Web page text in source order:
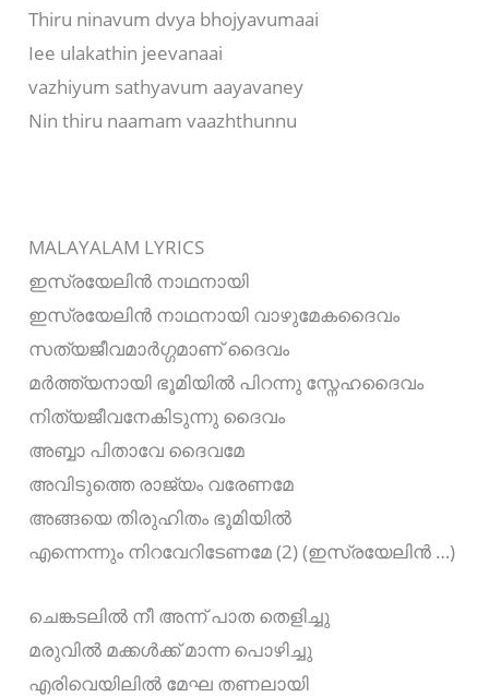
Thiru ninavum dvya bhojyavumaai
Iee ulakathin jeevanaai
vazhiyum sathyavum aayavaney
Nin thiru naamam vaazhthunnu
MALAYALAM LYRICS
ഇസ്രയേലിന്‍ നാഥനായി
ഇസ്രയേലിന്‍ നാഥനായി വാഴുമേകദൈവം
സത്യജീവമാര്‍ഗ്ഗമാണ് ദൈവം
മര്‍ത്ത്യനായി ഭൂമിയില്‍ പിറന്നു സ്നേഹദൈവം
നിത്യജീവനേകിടുന്നു ദൈവം
അബ്ബാ പിതാവേ ദൈവമേ
അവിടുത്തെ രാജ്യം വരേണമേ
അങ്ങയെ തിരുഹിതം ഭൂമിയില്‍
എന്നെന്നും നിറവേറിടേണമേ (2) (ഇസ്രയേലിന്‍ …)
ചെങ്കടലില്‍ നീ അന്ന് പാത തെളിച്ചു
മരുവില്‍ മക്കള്‍ക്ക് മാന്ന പൊഴിച്ചു
എരിവെയിലില്‍ മേഘ തണലായി